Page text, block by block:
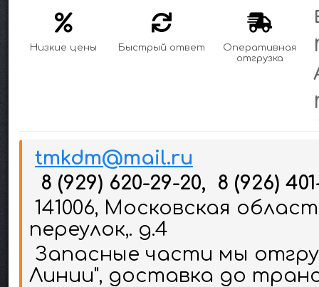
Низкие цены Быстрый ответ
Оперативная
отгрузка
tmkdm@mail.ru
8 (929) 620-29-20, 8 (926)
141006, Московская
переулок,. д.4
Запасные части мы
Линии", доставка до